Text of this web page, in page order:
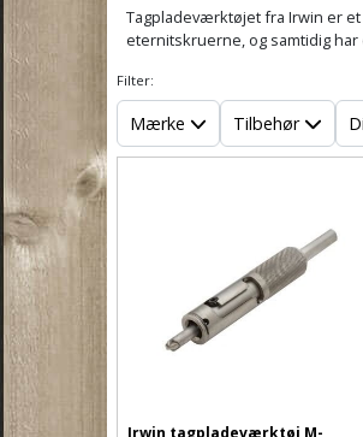
Tagpladeværktøjet fra Irwin er
eternitskruerne, og samtidig
Filter:
Mærke Tilbehør
Irwin tagpladeværktøj M-